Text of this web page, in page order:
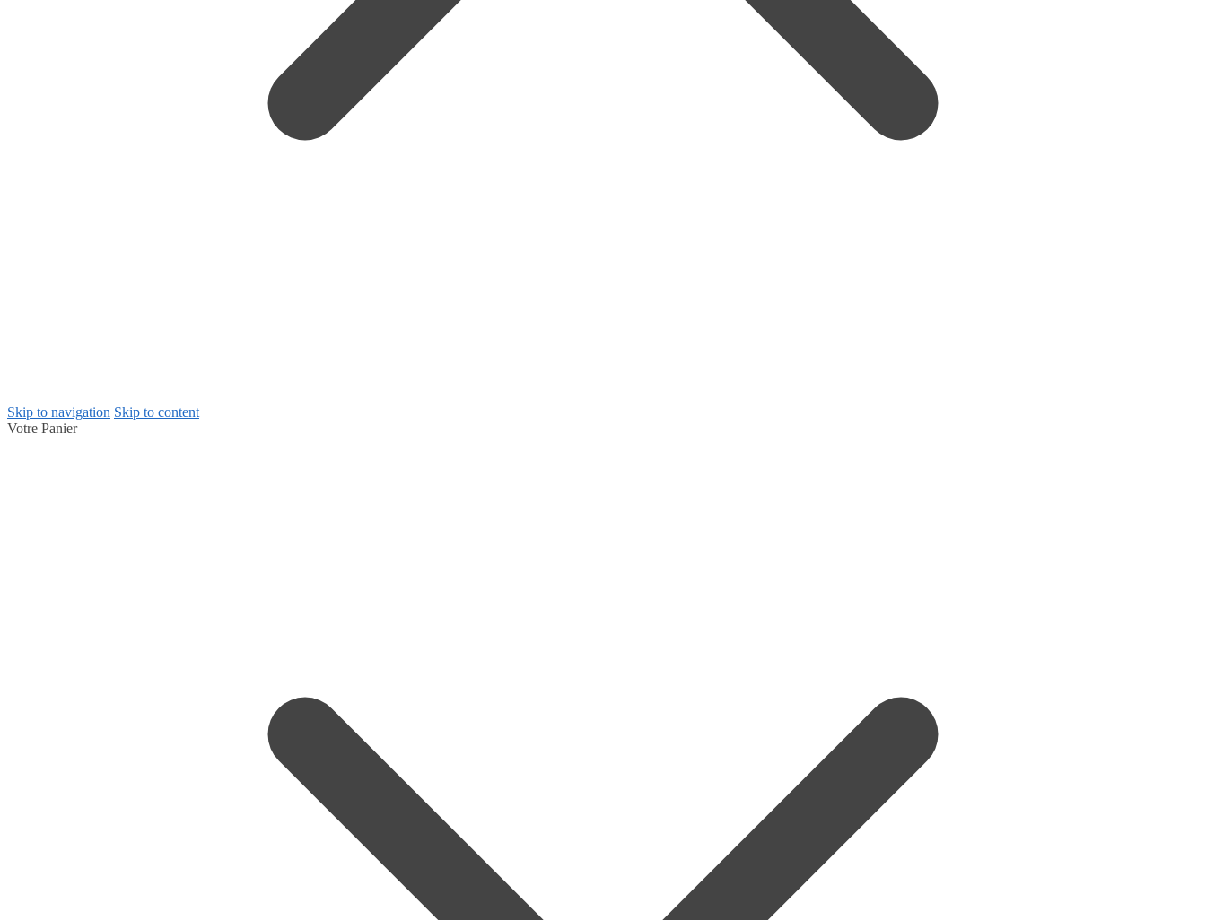
Skip to navigation Skip to content
Votre Panier